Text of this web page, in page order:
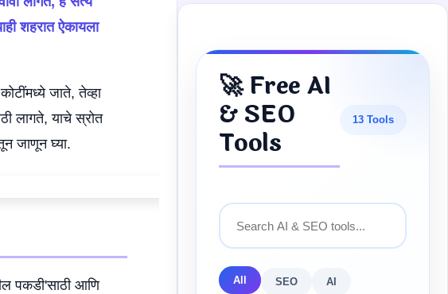
शहरात ऐकायला
जाते, तेव्हा
लागते, याचे स्रोत
जाणून घ्या.
पकडी'साठी आणि
🚀 Free AI
& SEO
Tools
13 Tools
All SEO AI